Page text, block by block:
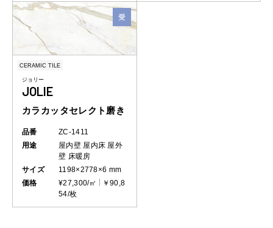
CERAMIC TILE
ジョリー
JOLIE
カラカッタセレクト磨き
品番
ZC-1411
用途
屋内壁 屋内床 屋外
壁 床暖房
サイズ
1198×2778×6 mm
価格
¥27,300/㎡
￥90,8
54/枚